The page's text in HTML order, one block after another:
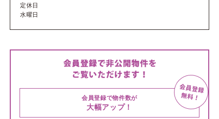
定休日
水曜日
会員登録で物件数が
大幅アップ！